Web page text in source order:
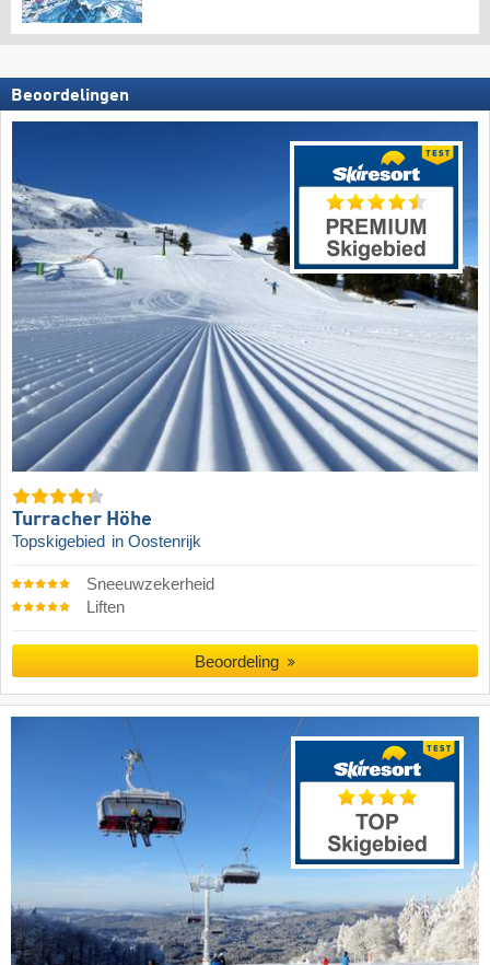
Beoordelingen
Turracher Höhe
Topskigebied in Oostenrijk
Sneeuwzekerheid
Liften
Beoordeling